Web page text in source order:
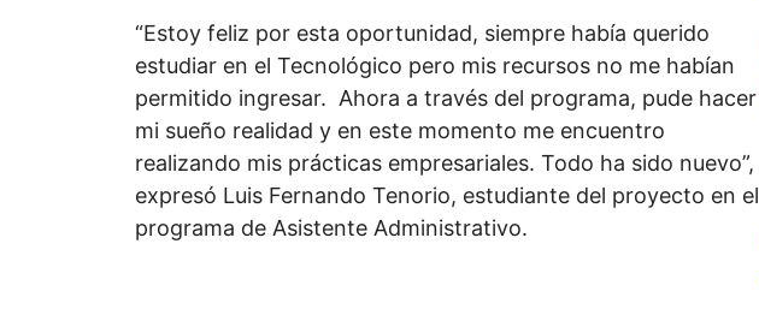
“Estoy feliz por esta oportunidad, siempre había querido
estudiar en el Tecnológico pero mis recursos no me habían
permitido ingresar. Ahora a través del programa, pude hacer
mi sueño realidad y en este momento me encuentro
realizando mis prácticas empresariales. Todo ha sido nuevo”,
expresó Luis Fernando Tenorio, estudiante del proyecto en el
programa de Asistente Administrativo.